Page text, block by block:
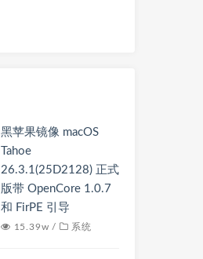
黑苹果镜像 macOS
Tahoe
26.3.1(25D2128) 正式
版带 OpenCore 1.0.7
和 FirPE 引导
15.39w / 系统